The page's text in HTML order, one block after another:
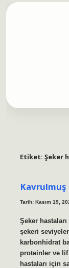
Etiket: Şeker
Kavrulmuş
Tarih: Kasım 19,
Şeker
şekeri
karbonhidrat
proteinler ve lif
hastaları için